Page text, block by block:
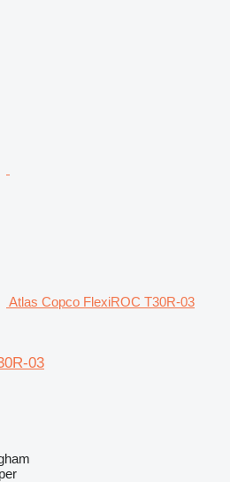
Atlas Copco FlexiROC T30R-03
03